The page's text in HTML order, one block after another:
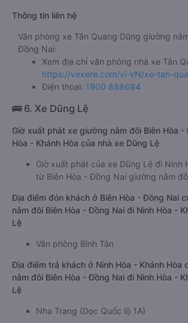
Thông tin liên hệ
Văn phòng xe Tân Quang Dũng giường
Đồng Nai:
Xem địa chỉ văn phòng nhà xe Tân
https://vexere.com/vi-VN/xe-tan-
Điện thoại: 1900 888684
🚌 6. Xe Dũng Lệ
Giờ xuất phát xe giường nằm đôi Biên Hòa -
Hòa - Khánh Hòa của nhà xe Dũng Lệ
Giờ xuất phát của xe Dũng Lệ đi Ninh
từ Biên Hòa - Đồng Nai giường nằm
Địa điểm đón khách ở Biên Hòa - Đồng Nai
nằm đôi Biên Hòa - Đồng Nai đi Ninh Hòa -
Lệ
Văn phòng Bình Tân
Địa điểm trả khách ở Ninh Hòa - Khánh Hòa
nằm đôi Biên Hòa - Đồng Nai đi Ninh Hòa -
Lệ
Nha Trang (Dọc Quốc lộ 1A)